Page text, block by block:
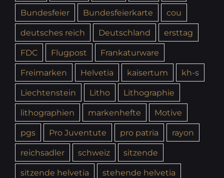
Bundesfeier
Bundesfeierkarte
cou
deutsches reich
Deutschland
ersttag
FDC
Flugpost
Frankaturware
Freimarken
Helvetia kaisertum
kh-s
Liechtenstein
Litho
Lithographie
lithographien
markenhefte
Motive
pgs
Pro Juventute pro patria
rayon
reichsadler
schweiz
sitzende
sitzende helvetia
stehende helvetia